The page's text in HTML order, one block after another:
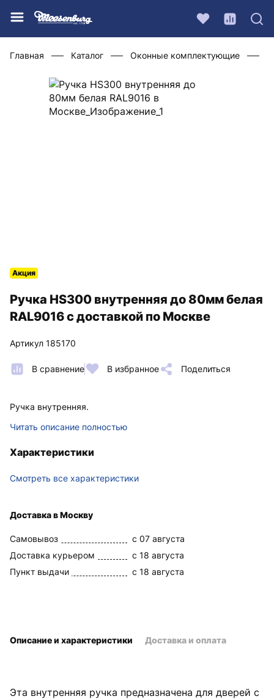
Главная Каталог Оконные комплектующие
Ручка HS300 внутренняя до 80мм белая
RAL9016 с доставкой по Москве
Артикул 185170
В сравнение В избранное Поделиться
Акция
Ручка внутренняя.
Читать описание полностью
Характеристики
Смотреть все характеристики
Доставка в Москву
Самовывоз
c 07 августа
Доставка курьером
c 18 августа
Пункт выдачи
c 18 августа
Эта внутренняя ручка предназначена для дверей с
Описание и характеристики Доставка и оплата